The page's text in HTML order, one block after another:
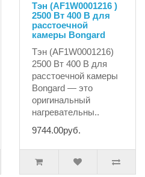
Тэн (AF1W0001216 )
2500 Вт 400 В для
расстоечной
камеры Bongard
Тэн (AF1W0001216)
2500 Вт 400 В для
расстоечной камеры
Bongard — это
оригинальный
нагревательны..
9744.00руб.